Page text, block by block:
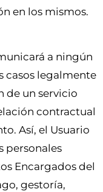
en los mismos.
a ningún
casos legalmente
de un servicio
contractual
Así, el Usuario
personales
Encargados del
gestoría,